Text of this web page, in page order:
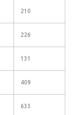
210
226
131
409
633